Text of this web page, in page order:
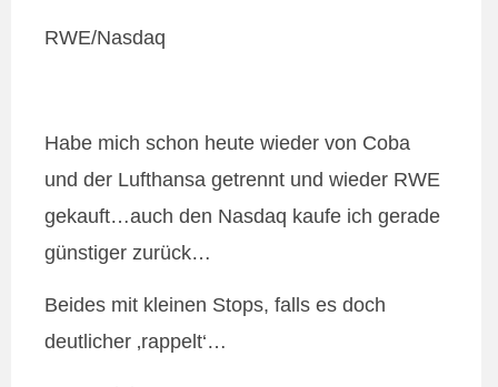
RWE/Nasdaq
Habe mich schon heute wieder von Coba
und der Lufthansa getrennt und wieder RWE
gekauft…auch den Nasdaq kaufe ich gerade
günstiger zurück…
Beides mit kleinen Stops, falls es doch
deutlicher ‚rappelt‘…